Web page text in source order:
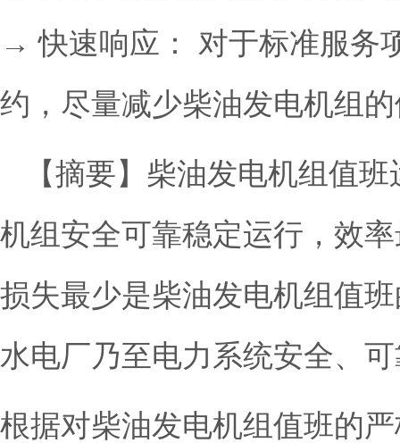
→ 快速响应： 对于标准服务
约，尽量减少柴油发电机组
【摘要】柴油发电机组值
机组安全可靠稳定运行，效
损失最少是柴油发电机组值
水电厂乃至电力系统安全、
根据对柴油发电机组值班的